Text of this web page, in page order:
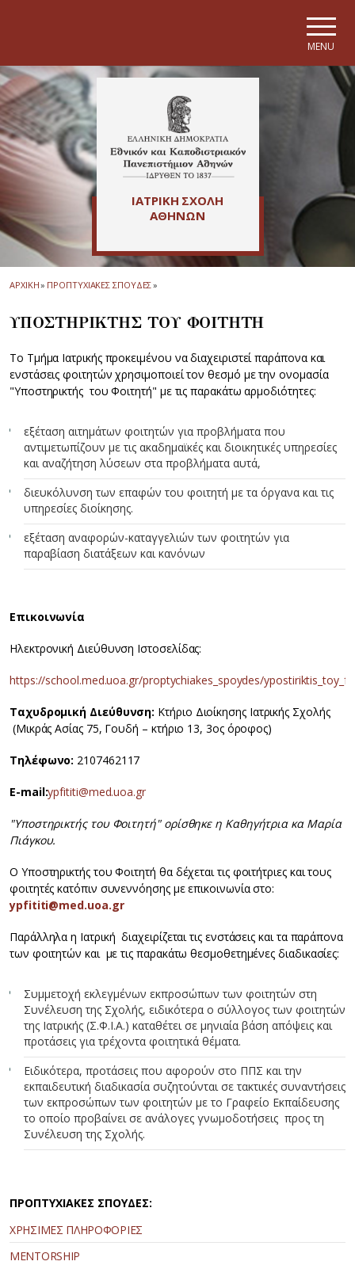
MENU
ΙΑΤΡΙΚΗ ΣΧΟΛΗ
ΑΘΗΝΩΝ
ΑΡΧΙΚΗ» ΠΡΟΠΤΥΧΙΑΚΕΣ ΣΠΟΥΔΕΣ»
ΥΠΟΣΤΗΡΙΚΤΗΣ ΤΟΥ ΦΟΙΤΗΤΗ
Το Τμήμα Ιατρικής προκειμένου να διαχειριστεί παράπονα και
ενστάσεις φοιτητών χρησιμοποιεί τον θεσμό με την ονομασία
"Υποστηρικτής του Φοιτητή" με τις παρακάτω αρμοδιότητες:
εξέταση αιτημάτων φοιτητών για προβλήματα που
αντιμετωπίζουν με τις ακαδημαϊκές και διοικητικές υπηρεσίες
και αναζήτηση λύσεων στα προβλήματα αυτά,
διευκόλυνση των επαφών του φοιτητή με τα όργανα και τις
υπηρεσίες διοίκησης.
εξέταση αναφορών-καταγγελιών των φοιτητών για
παραβίαση διατάξεων και κανόνων
Επικοινωνία
Ηλεκτρονική Διεύθυνση Ιστοσελίδας:
https://school.med.uoa.gr/proptychiakes_spoydes/
Ταχυδρομική Διεύθυνση: Κτήριο Διοίκησης Ιατρικής Σχολής
(Μικράς Ασίας 75, Γουδή – κτήριο 13, 3ος όροφος)
Τηλέφωνο: 2107462117
Ε-mail:ypfititi@med.uoa.gr
"Υποστηρικτής του Φοιτητή" ορίσθηκε η Καθηγήτρια κα Μαρία
Πιάγκου.
Ο Υποστηρικτής του Φοιτητή θα δέχεται τις φοιτήτριες και τους
φοιτητές κατόπιν συνεννόησης με επικοινωνία στο:
ypfititi@med.uoa.gr
Παράλληλα η Ιατρική διαχειρίζεται τις ενστάσεις και τα παράπονα
των φοιτητών και με τις παρακάτω θεσμοθετημένες διαδικασίες:
Συμμετοχή εκλεγμένων εκπροσώπων των φοιτητών στη
Συνέλευση της Σχολής, ειδικότερα ο σύλλογος των φοιτητών
της Ιατρικής (Σ.Φ.Ι.Α.) καταθέτει σε μηνιαία βάση απόψεις και
προτάσεις για τρέχοντα φοιτητικά θέματα.
Ειδικότερα, προτάσεις που αφορούν στο ΠΠΣ και την
εκπαιδευτική διαδικασία συζητούνται σε τακτικές συναντήσεις
των εκπροσώπων των φοιτητών με το Γραφείο Εκπαίδευσης
το οποίο προβαίνει σε ανάλογες γνωμοδοτήσεις προς τη
Συνέλευση της Σχολής.
ΠΡΟΠΤΥΧΙΑΚΕΣ ΣΠΟΥΔΕΣ:
ΧΡΗΣΙΜΕΣ ΠΛΗΡΟΦΟΡΙΕΣ
MENTORSHIP